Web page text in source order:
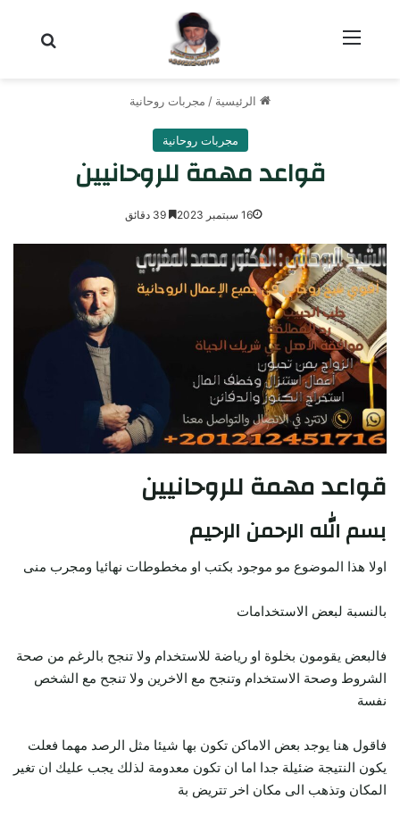
الرئيسية / مجربات روحانية
مجربات روحانية
قواعد مهمة للروحانيين
16 سبتمبر 2023
قواعد مهمة للروحانيين
بسم الله الرحمن الرحيم
اولا هذا الموضوع مو موجود بكتب او مخطوطات نهائيا ومجرب منى
بالنسبة لبعض الاستخدامات
فالبعض يقومون بخلوة او رياضة للاستخدام ولا تنجح بالرغم من صحة
الشروط وصحة الاستخدام وتنجح مع الاخرين ولا تنجح مع الشخص
نفسة
فاقول هنا يوجد بعض الاماكن تكون بها شيئا مثل الرصد مهما فعلت
يكون النتيجة ضئيلة جدا اما ان تكون معدومة لذلك يجب عليك ان تغير
المكان وتذهب الى مكان اخر تتريض بة